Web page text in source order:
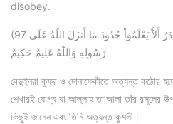
disobey.
(97 الأَعْرَابُ أَشَدُّ كُفْرًا وَنِفَاقًا وَأَجْدَرُ أَلاَّ يَعْلَمُواْ حُدُودَ مَا أَنزَلَ اللّهُ عَلَى
رَسُولِهِ وَاللّهُ عَلِيمٌ حَكِيمٌ
বেদুইনরা কুফর ও মোনাফেকীতে অত্যন্ত কঠোর
শেখারই যোগ্য যা আল্লাহ তা’আলা তাঁর রসূলের
কিছুই জানেন এবং তিনি অত্যন্ত কুশলী।